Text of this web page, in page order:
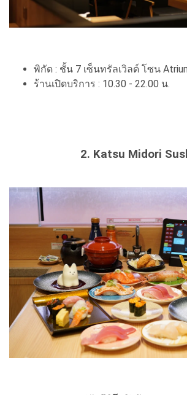
พิกัด : ชั้น 7 เซ็นทรัลเวิลด์ โซน
ร้านเปิดบริการ : 10.30 - 22.00 น.
2. Katsu Midori